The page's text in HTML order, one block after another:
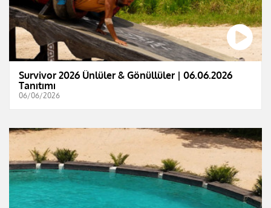
Survivor 2026 Ünlüler & Gönüllüler | 06.06.2026
Tanıtımı
06/06/2026